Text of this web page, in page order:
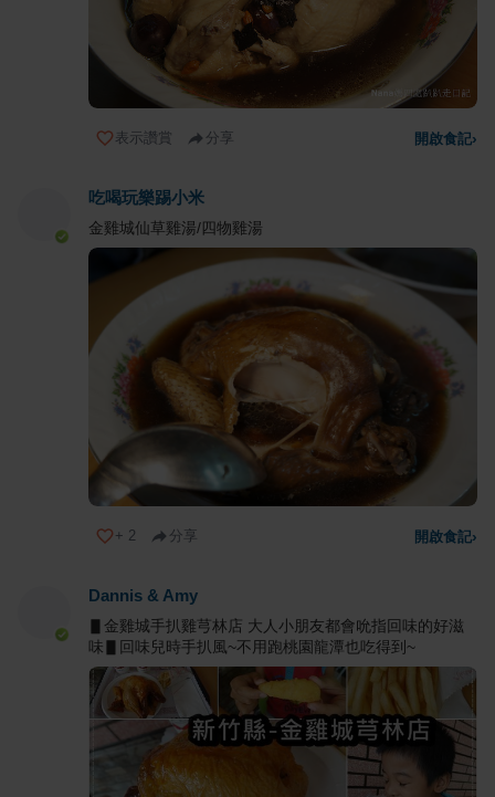
表示讚賞 分享 開啟食記›
吃喝玩樂踢小米
金雞城仙草雞湯/四物雞湯
+ 2 分享 開啟食記›
Dannis & Amy
▋金雞城手扒雞芎林店 大人小朋友都會吮指回味的好滋
味▋回味兒時手扒風~不用跑桃園龍潭也吃得到~